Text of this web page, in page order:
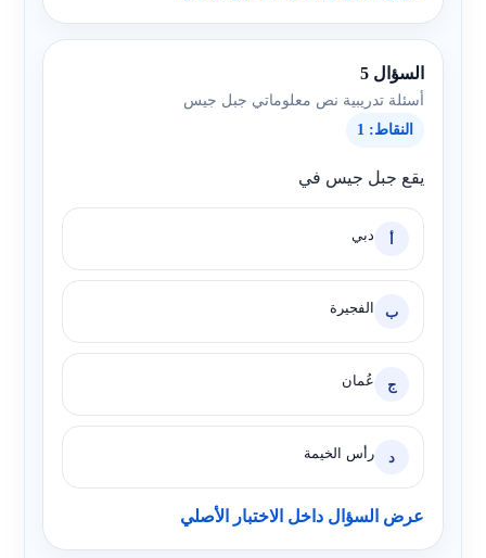
السؤال 5
أسئلة تدريبية نص معلوماتي جبل جيس
النقاط: 1
يقع جبل جيس في
أ دبي
ب الفجيرة
ج عُمان
د رأس الخيمة
عرض السؤال داخل الاختبار الأصلي